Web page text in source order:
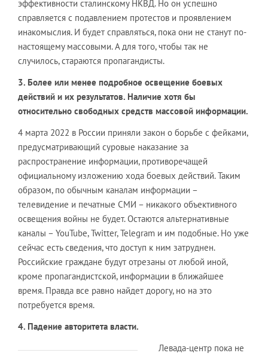
эффективности сталинскому НКВД. Но он успешно
справляется с подавлением протестов и проявлением
инакомыслия. И будет справляться, пока они не станут по-
настоящему массовыми. А для того, чтобы так не
случилось, стараются пропагандисты.
3. Более или менее подробное освещение боевых
действий и их результатов. Наличие хотя бы
относительно свободных средств массовой информации.
4 марта 2022 в России приняли закон о борьбе с фейками,
предусматривающий суровые наказание за
распространение информации, противоречащей
официальному изложению хода боевых действий. Таким
образом, по обычным каналам информации –
телевидение и печатные СМИ – никакого объективного
освещения войны не будет. Остаются альтернативные
каналы – YouTube, Twitter, Telegram и им подобные. Но уже
сейчас есть сведения, что доступ к ним затруднен.
Российские граждане будут отрезаны от любой иной,
кроме пропагандистской, информации в ближайшее
время. Правда все равно найдет дорогу, но на это
потребуется время.
4. Падение авторитета власти.
Левада-центр пока не